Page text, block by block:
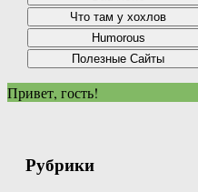
Привет, гость!
Рубрики